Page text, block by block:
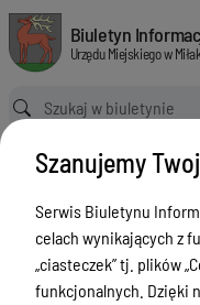
Miejscowy plan
Biuletyn Informacji
Biuletyn
Urzędu Miejskiego w
Ścieżka powrotu
Strona główna MPZP
Miejscowy plan zagospodarowania przestrzennego dla części nieruchomości
MPZP - MPZP
Menu Przedmiotowe
Urząd Miejski w Miłakowie
Szanujemy
Serwis Biuletynu
celach wynikających z
„ciasteczek” tj. plików
funkcjonalnych. Dzięki